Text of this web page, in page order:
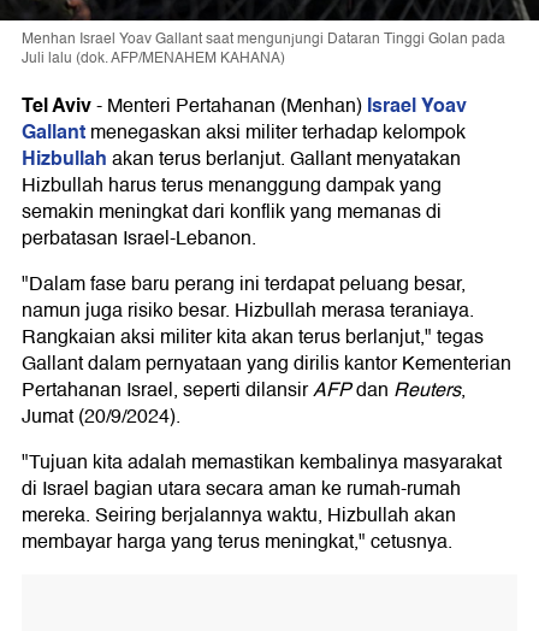
Menhan Israel Yoav Gallant saat mengunjungi Dataran Tinggi Golan pada
Juli lalu (dok. AFP/MENAHEM KAHANA)
Tel Aviv-Menteri Pertahanan (Menhan)IsraelYoav
Gallantmenegaskan aksi militer terhadap kelompok
Hizbullahakan terus berlanjut. Gallant menyatakan
Hizbullah harus terus menanggung dampak yang
semakin meningkat dari konflik yang memanas di
perbatasan Israel-Lebanon.
"Dalam fase baru perang ini terdapat peluang besar,
namun juga risiko besar. Hizbullah merasa teraniaya.
Rangkaian aksi militer kita akan terus berlanjut," tegas
Gallant dalam pernyataan yang dirilis kantor Kementerian
Pertahanan Israel, seperti dilansirAFPdan Reuters,
Jumat (20/9/2024).
"Tujuan kita adalah memastikan kembalinya masyarakat
di Israel bagian utara secara aman ke rumah-rumah
mereka. Seiring berjalannya waktu, Hizbullah akan
membayar harga yang terus meningkat," cetusnya.